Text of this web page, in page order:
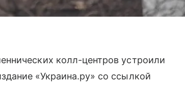
колл-центров устроили
«Украина.ру» со ссылкой